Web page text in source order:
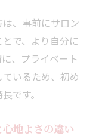
、事前にサロン
で、より自分に
、プライベート
いるため、初め
です。
地よさの違い